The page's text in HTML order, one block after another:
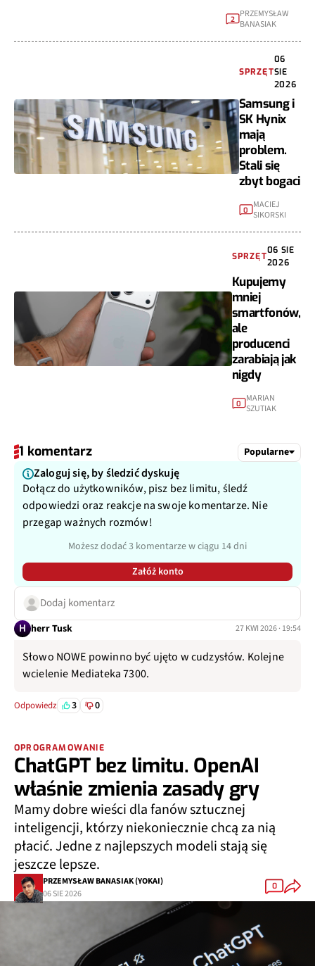
2 PRZEMYSŁAW
BANASIAK
SPRZĘT
06
SIE
2026
Samsung i
SK Hynix
mają
problem.
Stali się
zbyt bogaci
0 MACIEJ
SIKORSKI
SPRZĘT
06 SIE
2026
Kupujemy
mniej
smartfonów,
ale
producenci
zarabiają jak
nigdy
0 MARIAN
SZUTIAK
1 komentarz Popularne
Zaloguj się, by śledzić dyskuję
Dołącz do użytkowników, pisz bez limitu, śledź
odpowiedzi oraz reakcje na swoje komentarze. Nie
przegap ważnych rozmów!
Możesz dodać 3 komentarze w ciągu 14 dni
Załóż konto
Dodaj komentarz
H herr Tusk 27 KWI 2026 · 19:54
Słowo NOWE powinno być ujęto w cudzysłów. Kolejne
wcielenie Mediateka 7300.
Odpowiedz 3 0
OPROGRAMOWANIE
ChatGPT bez limitu. OpenAI
właśnie zmienia zasady gry
Mamy dobre wieści dla fanów sztucznej
inteligencji, którzy niekoniecznie chcą za nią
płacić. Jedne z najlepszych modeli stają się
jeszcze lepsze.
PRZEMYSŁAW BANASIAK (YOKAI)
06 SIE 2026
0